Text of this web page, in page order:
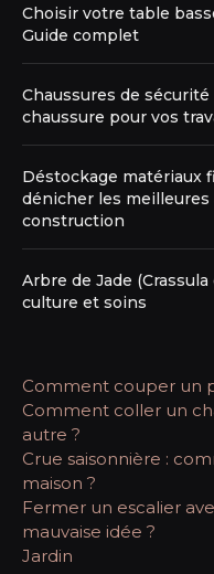
Choisir votre table
Guide complet
Chaussures de
chaussure pour vos
Déstockage matériaux
dénicher les
construction
Arbre de Jade
culture et soins
Comment couper un
Comment coller un
autre ?
Crue saisonnière :
maison ?
Fermer un escalier
mauvaise idée ?
Jardin